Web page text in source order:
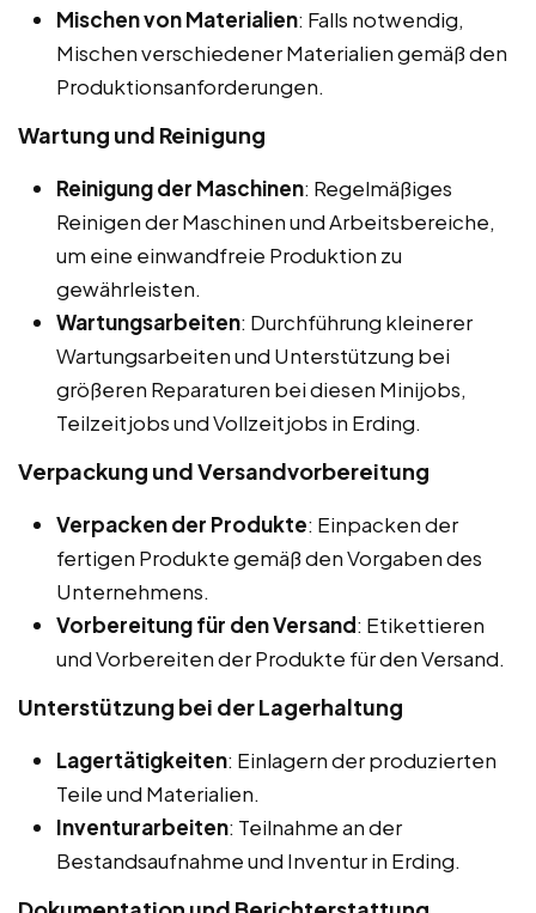
Mischen von Materialien: Falls notwendig,
Mischen verschiedener Materialien gemäß den
Produktionsanforderungen.
Wartung und Reinigung
Reinigung der Maschinen: Regelmäßiges
Reinigen der Maschinen und Arbeitsbereiche,
um eine einwandfreie Produktion zu
gewährleisten.
Wartungsarbeiten: Durchführung kleinerer
Wartungsarbeiten und Unterstützung bei
größeren Reparaturen bei diesen Minijobs,
Teilzeitjobs und Vollzeitjobs in Erding.
Verpackung und Versandvorbereitung
Verpacken der Produkte: Einpacken der
fertigen Produkte gemäß den Vorgaben des
Unternehmens.
Vorbereitung für den Versand: Etikettieren
und Vorbereiten der Produkte für den Versand.
Unterstützung bei der Lagerhaltung
Lagertätigkeiten: Einlagern der produzierten
Teile und Materialien.
Inventurarbeiten: Teilnahme an der
Bestandsaufnahme und Inventur in Erding.